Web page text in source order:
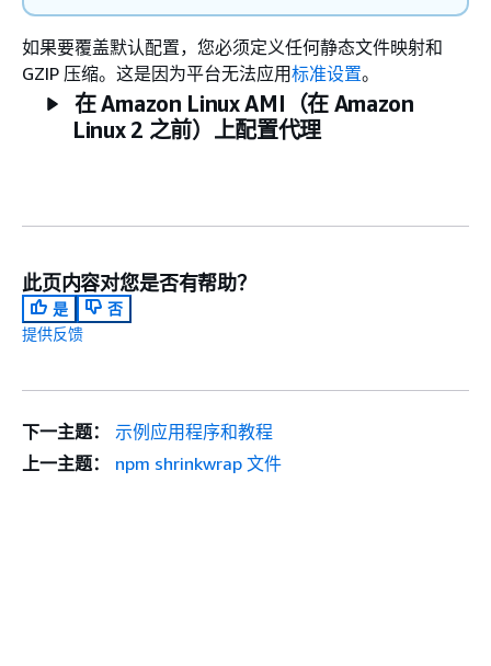
如果要覆盖默认配置，您必须定义任何静态文件映射和
GZIP 压缩。这是因为平台无法应用标准设置。
在 Amazon Linux AMI（在 Amazon
Linux 2 之前）上配置代理
此页内容对您是否有帮助？
是
否
提供反馈
下一主题：
示例应用程序和教程
上一主题：
npm shrinkwrap 文件